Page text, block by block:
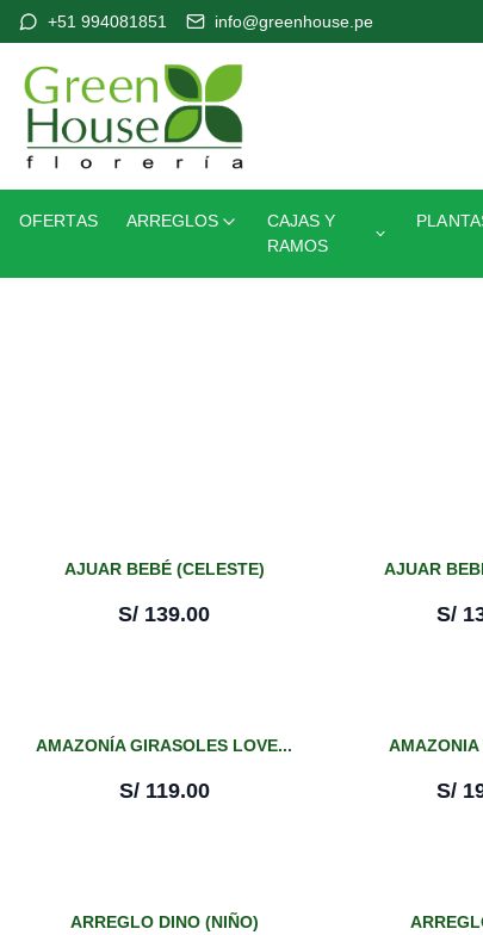
+51 994081851 info@greenhouse.pe
OFERTAS ARREGLOS
CAJAS Y
RAMOS
AJUAR BEBÉ (CELESTE)
S/ 139.00
AJUAR
S/
AMAZONÍA GIRASOLES LOVE...
S/ 119.00
AMAZONIA
S/
ARREGLO DINO (NIÑO)